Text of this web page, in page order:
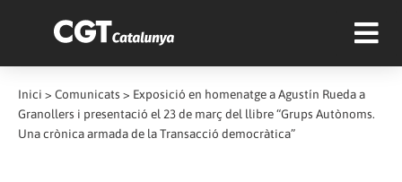
Inici > Comunicats > Exposició en homenatge a Agustín Rueda a
Granollers i presentació el 23 de març del llibre “Grups Autònoms.
Una crònica armada de la Transacció democràtica”